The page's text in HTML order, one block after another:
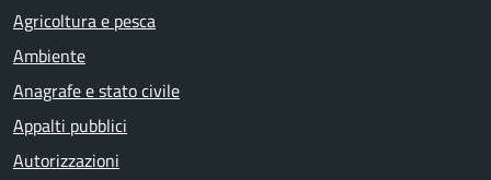
Agricoltura e pesca
Ambiente
Anagrafe e stato civile
Appalti pubblici
Autorizzazioni